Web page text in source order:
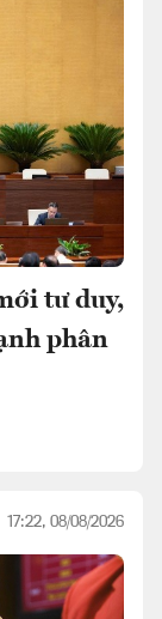
tư duy,
phân
17:22, 08/08/2026